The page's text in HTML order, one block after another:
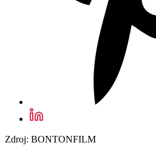
Zdroj: BONTONFILM